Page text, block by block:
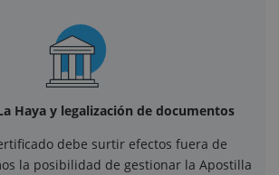
Haya y legalización de documentos
debe surtir efectos fuera de
la posibilidad de gestionar la Apostilla